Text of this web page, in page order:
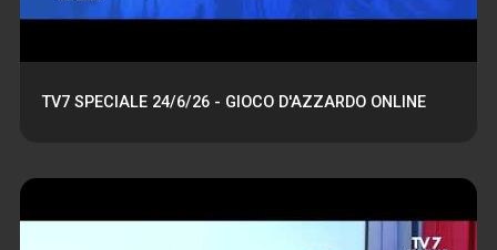
TV7 SPECIALE 24/6/26 - GIOCO D'AZZARDO ONLINE